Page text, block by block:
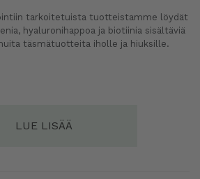
tarkoitetuista tuotteistamme löydät
hyaluronihappoa ja biotiinia sisältäviä
täsmätuotteita iholle ja hiuksille.
LUE LISÄÄ